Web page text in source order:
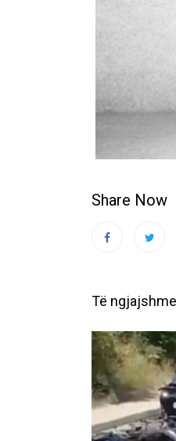
Share Now
Të ngjajshme